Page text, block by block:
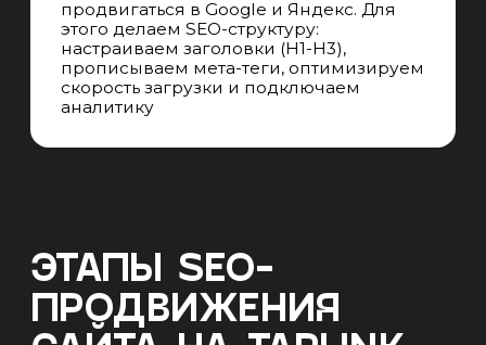
UNIT-ЭКОНОМИКА
Прогнозируем сроки выхода
продвижения на окупаемость
и прибыль в 1 год продвижения
Фиксируем точку А, ставим план
на точку Б. Устанавливаем правила
подсчёта KPI, детально планируем
продвижение, определяем ключевые
задачи на внедрение